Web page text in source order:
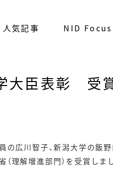
人気記事 NID Focus
大臣表彰 受
の広川智子、新潟大学の飯
理解増進部門）を受賞しま